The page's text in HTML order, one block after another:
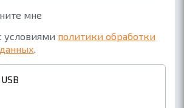
мне
условиями политики обработки